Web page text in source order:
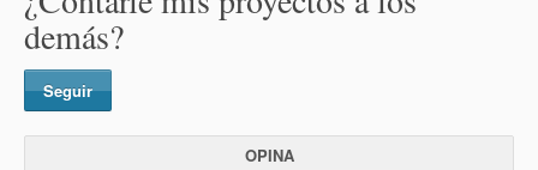
demás?
Seguir
OPINA